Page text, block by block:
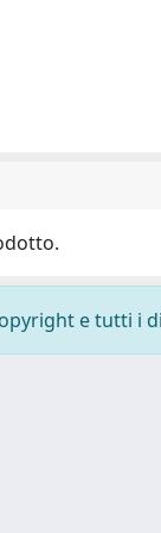
e tutti i